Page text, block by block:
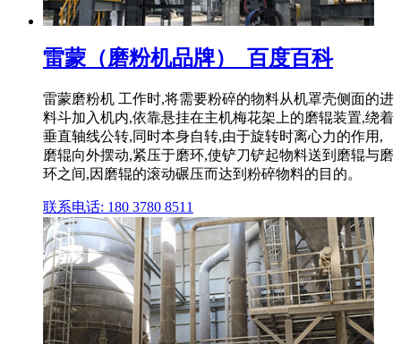
雷蒙（磨粉机品牌）_百度百科
雷蒙磨粉机 工作时,将需要粉碎的物料从机罩壳侧面的进
料斗加入机内,依靠悬挂在主机梅花架上的磨辊装置,绕着
垂直轴线公转,同时本身自转,由于旋转时离心力的作用,
磨辊向外摆动,紧压于磨环,使铲刀铲起物料送到磨辊与磨
环之间,因磨辊的滚动碾压而达到粉碎物料的目的。
联系电话: 180 3780 8511